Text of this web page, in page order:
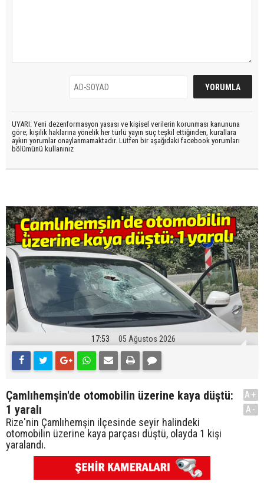
UYARI: Yeni dezenformasyon yasası ve kişisel verilerin korunması kanununa
göre; kişilik haklarına yönelik her türlü yayın suç teşkil ettiğinden, kurallara
aykırı yorumlar onaylanmamaktadır. Lütfen bir aşağıdaki facebook yorumları
bölümünü kullanınız
17:53 05 Ağustos 2026
Çamlıhemşin'de otomobilin üzerine kaya düştü:
1 yaralı
Rize'nin Çamlıhemşin ilçesinde seyir halindeki
otomobilin üzerine kaya parçası düştü, olayda 1 kişi
yaralandı.
A+
A-